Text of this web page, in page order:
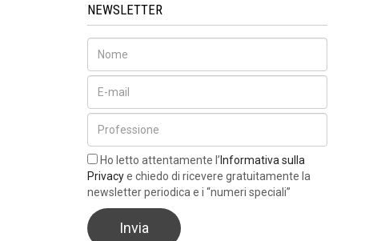
NEWSLETTER
Ho letto attentamente l’ Informativa sulla
Privacye chiedo di ricevere gratuitamente la
newsletter periodica e i “numeri speciali”